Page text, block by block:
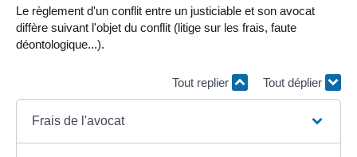
Le règlement d'un conflit entre un justiciable et son avocat
diffère suivant l'objet du conflit (litige sur les frais, faute
déontologique...).
Tout replier Tout déplier
Frais de l'avocat